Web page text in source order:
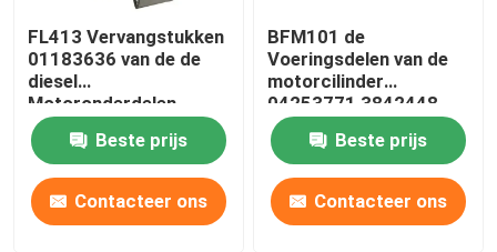
FL413 Vervangstukken
01183636 van de de
diesel
Motoronderdelen
Autoalternator van
Deutz
Beste prijs
Contacteer ons
BFM101 de
Voeringsdelen van de
motorcilinder
04253771 3842448
04253772
Beste prijs
Contacteer ons